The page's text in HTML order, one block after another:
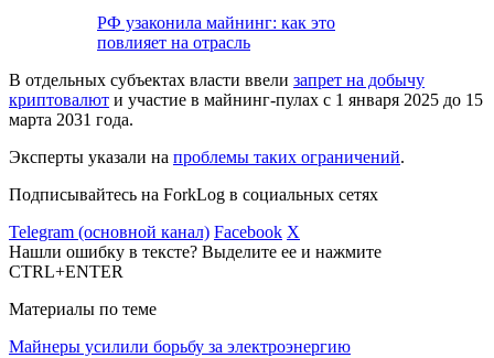
РФ узаконила майнинг: как это
повлияет на отрасль
В отдельных субъектах власти ввели запрет на добычу
криптовалют и участие в майнинг-пулах с 1 января 2025 до 15
марта 2031 года.
Эксперты указали на проблемы таких ограничений.
Подписывайтесь на ForkLog в социальных сетях
Telegram (основной канал) Facebook X
Нашли ошибку в тексте? Выделите ее и нажмите
CTRL+ENTER
Материалы по теме
Майнеры усилили борьбу за электроэнергию